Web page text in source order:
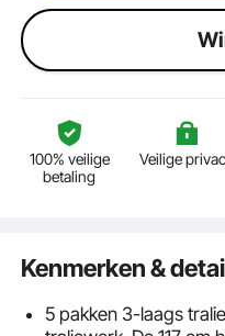
100% veilige
betaling
Veilige
Kenmerken &
5 pakken 3-laags